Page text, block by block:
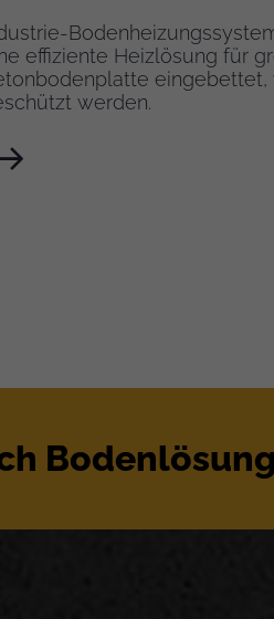
effiziente Heizlösung für
eingebettet,
werden.